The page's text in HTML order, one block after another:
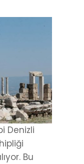
Denizli
Bu